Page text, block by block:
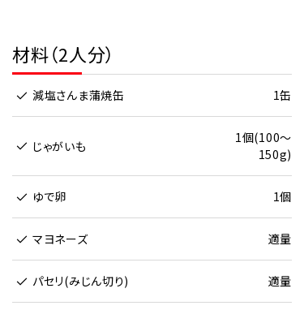
材料（2人分）
減塩さんま蒲焼缶 1缶
じゃがいも
1個(100～
150g)
ゆで卵 1個
マヨネーズ 適量
パセリ(みじん切り) 適量